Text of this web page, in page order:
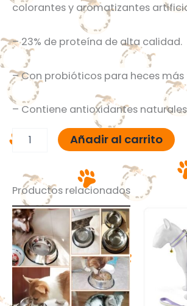
colorantes y aromatizantes
– 23% de proteína de alta calidad.
– Con probióticos para heces más
– Contiene antioxidantes
Añadir al carrito
Productos relacionados